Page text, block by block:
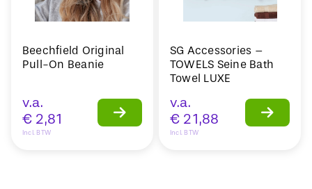
Beechfield Original
Pull-On Beanie
v.a.
€ 2,81
Incl. BTW
SG Accessories –
TOWELS Seine Bath
Towel LUXE
v.a.
€ 21,88
Incl. BTW